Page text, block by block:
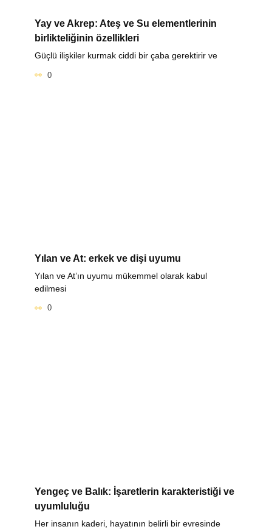
Yay ve Akrep: Ateş ve Su elementlerinin
birlikteliğinin özellikleri
Güçlü ilişkiler kurmak ciddi bir çaba gerektirir ve
0
Yılan ve At: erkek ve dişi uyumu
Yılan ve At’ın uyumu mükemmel olarak kabul
edilmesi
0
Yengeç ve Balık: İşaretlerin karakteristiği ve
uyumluluğu
Her insanın kaderi, hayatının belirli bir evresinde